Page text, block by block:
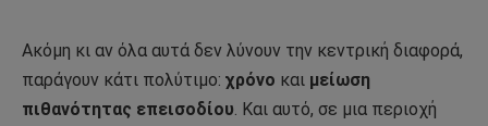
Ακόμη κι αν όλα αυτά δεν λύνουν την κεντρική διαφορά,
παράγουν κάτι πολύτιμο: χρόνο και μείωση
πιθανότητας επεισοδίου . Και αυτό, σε μια περιοχή